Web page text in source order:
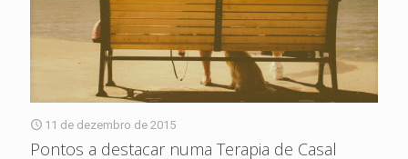
11 de dezembro de 2015
Pontos a destacar numa Terapia de Casal